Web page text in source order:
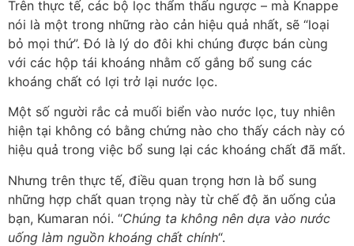
Trên thực tế, các bộ lọc thẩm thấu ngược – mà Knappe
nói là một trong những rào cản hiệu quả nhất, sẽ “loại
bỏ mọi thứ”. Đó là lý do đôi khi chúng được bán cùng
với các hộp tái khoáng nhằm cố gắng bổ sung các
khoáng chất có lợi trở lại nước lọc.
Một số người rắc cả muối biển vào nước lọc, tuy nhiên
hiện tại không có bằng chứng nào cho thấy cách này có
hiệu quả trong việc bổ sung lại các khoáng chất đã mất.
Nhưng trên thực tế, điều quan trọng hơn là bổ sung
những hợp chất quan trọng này từ chế độ ăn uống của
bạn, Kumaran nói. “Chúng ta không nên dựa vào nước
uống làm nguồn khoáng chất chính“.